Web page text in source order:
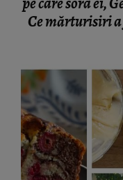
Ce mărturisiri a